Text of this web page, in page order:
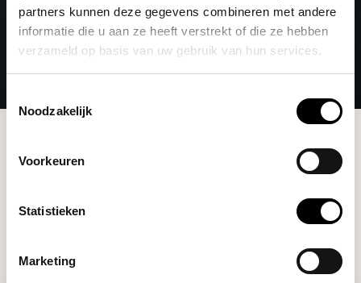
partners kunnen deze gegevens combineren met andere
informatie die u aan ze heeft verstrekt of die ze hebben
verzameld op basis van uw gebruik van hun services.
Noodzakelijk
Voorkeuren
Statistieken
Marketing